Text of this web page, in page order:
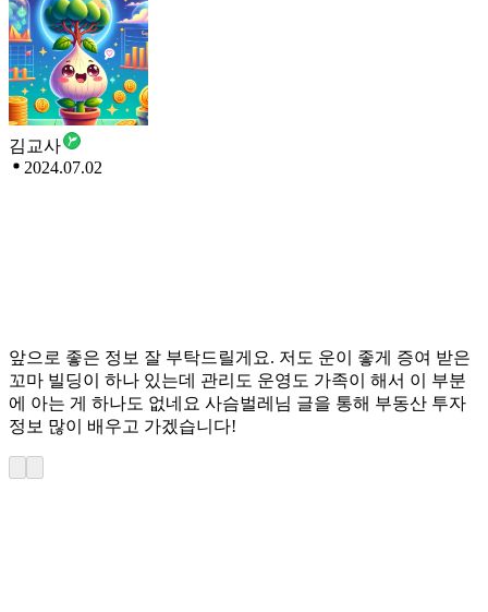
김교사
2024.07.02
앞으로 좋은 정보 잘 부탁드릴게요. 저도 운이 좋게 증여 받은
꼬마 빌딩이 하나 있는데 관리도 운영도 가족이 해서 이 부분
에 아는 게 하나도 없네요 사슴벌레님 글을 통해 부동산 투자
정보 많이 배우고 가겠습니다!